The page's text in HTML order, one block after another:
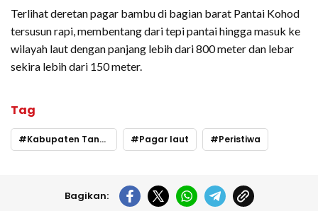
Terlihat deretan pagar bambu di bagian barat Pantai Kohod
tersusun rapi, membentang dari tepi pantai hingga masuk ke
wilayah laut dengan panjang lebih dari 800 meter dan lebar
sekira lebih dari 150 meter.
Tag
Kabupaten Tangerang Pagar laut Peristiwa
Bagikan: